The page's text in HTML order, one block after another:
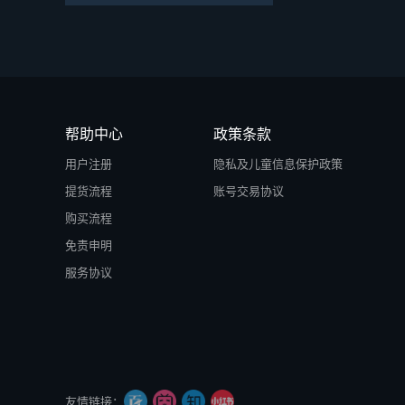
帮助中心
用户注册
提货流程
购买流程
免责申明
服务协议
政策条款
隐私及儿童信息保护政策
账号交易协议
友情链接：